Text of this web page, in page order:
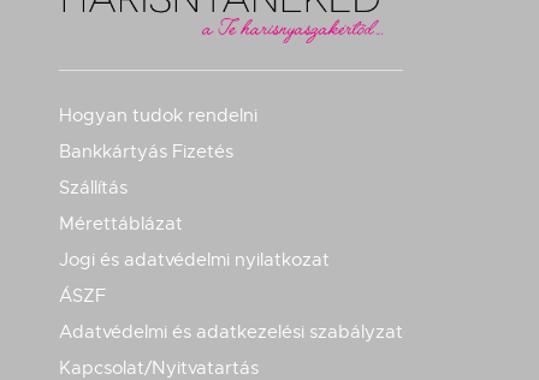
Hogyan tudok rendelni
Bankkártyás Fizetés
Szállítás
Mérettáblázat
Jogi és adatvédelmi nyilatkozat
ÁSZF
Adatvédelmi és adatkezelési szabályzat
Kapcsolat/Nyitvatartás